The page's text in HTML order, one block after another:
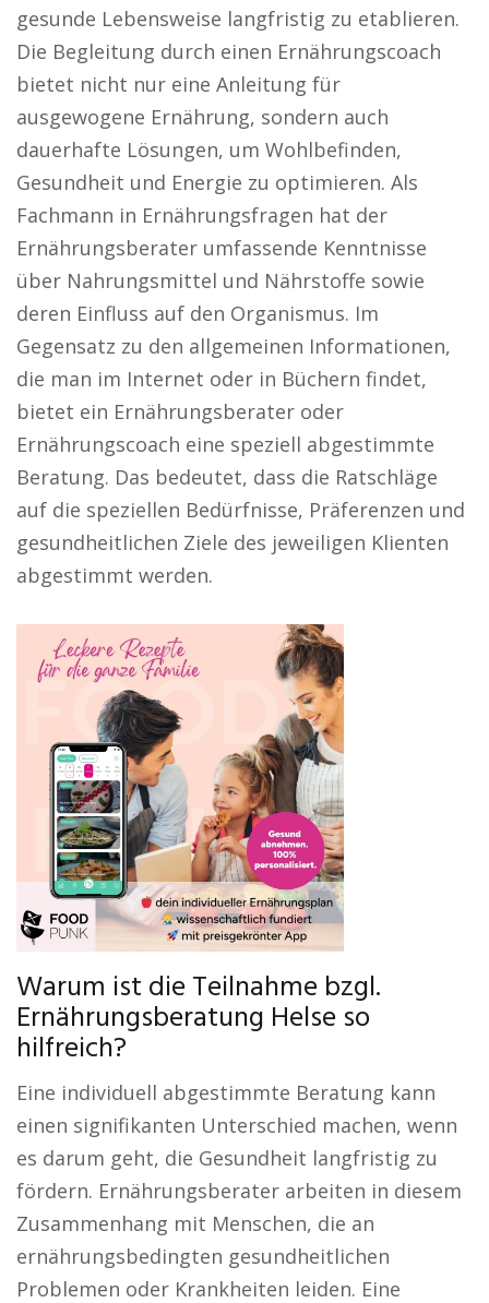
gesunde Lebensweise langfristig zu etablieren.
Die Begleitung durch einen Ernährungscoach
bietet nicht nur eine Anleitung für
ausgewogene Ernährung, sondern auch
dauerhafte Lösungen, um Wohlbefinden,
Gesundheit und Energie zu optimieren. Als
Fachmann in Ernährungsfragen hat der
Ernährungsberater umfassende Kenntnisse
über Nahrungsmittel und Nährstoffe sowie
deren Einfluss auf den Organismus. Im
Gegensatz zu den allgemeinen Informationen,
die man im Internet oder in Büchern findet,
bietet ein Ernährungsberater oder
Ernährungscoach eine speziell abgestimmte
Beratung. Das bedeutet, dass die Ratschläge
auf die speziellen Bedürfnisse, Präferenzen und
gesundheitlichen Ziele des jeweiligen Klienten
abgestimmt werden.
Warum ist die Teilnahme bzgl.
Ernährungsberatung Helse so
hilfreich?
Eine individuell abgestimmte Beratung kann
einen signifikanten Unterschied machen, wenn
es darum geht, die Gesundheit langfristig zu
fördern. Ernährungsberater arbeiten in diesem
Zusammenhang mit Menschen, die an
ernährungsbedingten gesundheitlichen
Problemen oder Krankheiten leiden. Eine